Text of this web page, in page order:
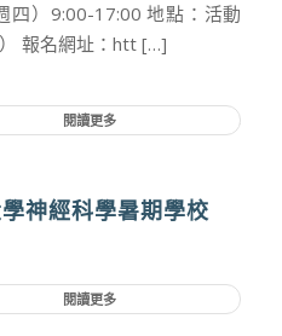
）9:00-17:00 地點：活動
報名網址：htt […]
閱讀更多
神經科學暑期學校
閱讀更多